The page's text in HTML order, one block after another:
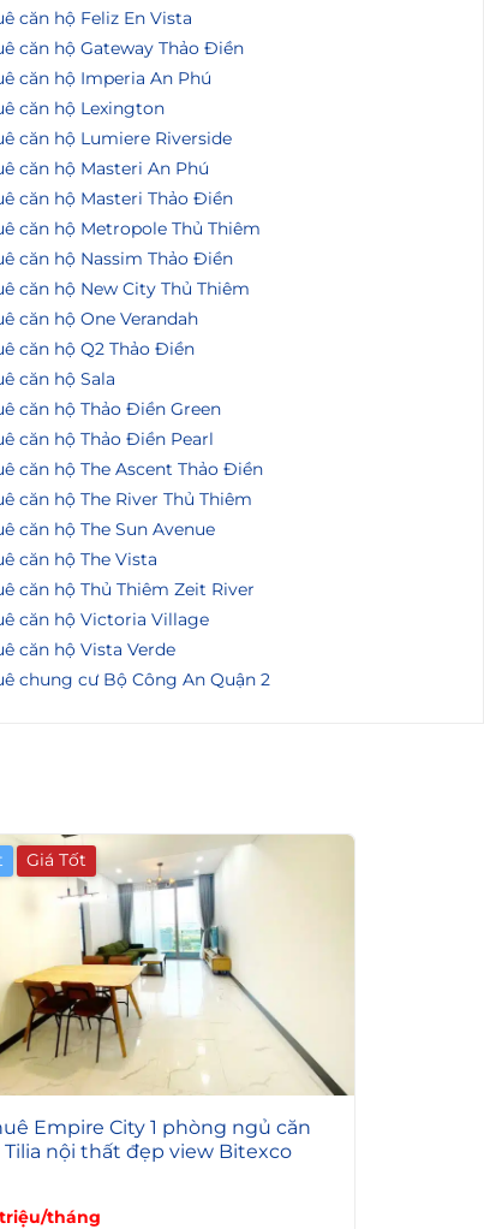
căn hộ Feliz En Vista
căn hộ Gateway Thảo Điền
căn hộ Imperia An Phú
căn hộ Lexington
căn hộ Lumiere Riverside
căn hộ Masteri An Phú
căn hộ Masteri Thảo Điền
căn hộ Metropole Thủ Thiêm
căn hộ Nassim Thảo Điền
căn hộ New City Thủ Thiêm
căn hộ One Verandah
căn hộ Q2 Thảo Điền
căn hộ Sala
căn hộ Thảo Điền Green
căn hộ Thảo Điền Pearl
căn hộ The Ascent Thảo Điền
căn hộ The River Thủ Thiêm
căn hộ The Sun Avenue
căn hộ The Vista
căn hộ Thủ Thiêm Zeit River
căn hộ Victoria Village
căn hộ Vista Verde
chung cư Bộ Công An Quận 2
Giá Tốt
Empire City 1 phòng ngủ căn
Tilia nội thất đẹp view Bitexco
tháng